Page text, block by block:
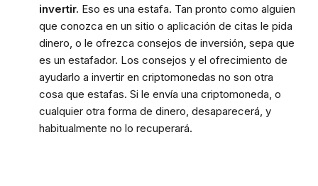
invertir. Eso es una estafa. Tan pronto como alguien
que conozca en un sitio o aplicación de citas le pida
dinero, o le ofrezca consejos de inversión, sepa que
es un estafador. Los consejos y el ofrecimiento de
ayudarlo a invertir en criptomonedas no son otra
cosa que estafas. Si le envía una criptomoneda, o
cualquier otra forma de dinero, desaparecerá, y
habitualmente no lo recuperará.